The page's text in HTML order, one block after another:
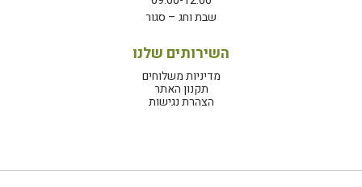
שבת וחג – סגור
השירותים שלנו
מדיניות משלוחים
תקנון האתר
הצהרת נגישות